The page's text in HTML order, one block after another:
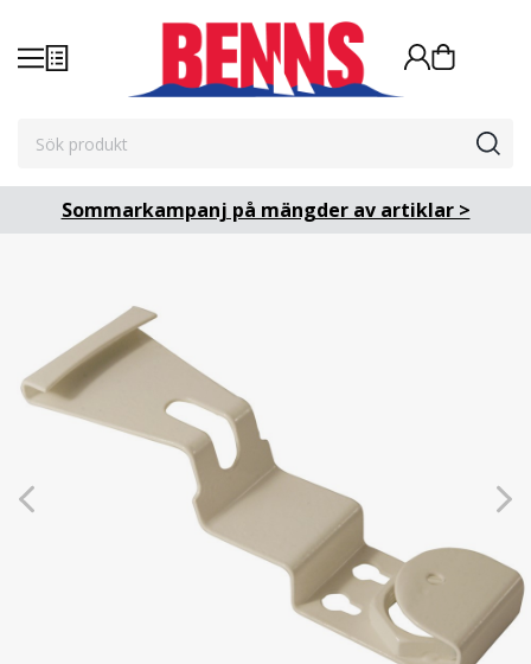
Sommarkampanj på mängder av artiklar >